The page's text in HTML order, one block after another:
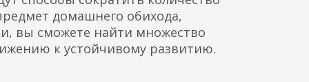
домашнего обихода,
вы сможете найти множество
к устойчивому развитию.